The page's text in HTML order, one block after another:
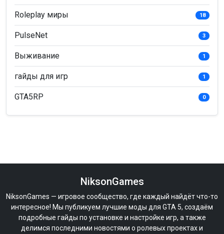
Roleplay миры 18
PulseNet 3
Выживание 1
гайды для игр 1
GTA5RP 0
NiksonGames
NiksonGames — игровое сообщество, где каждый найдёт что-то
интересное! Мы публикуем лучшие моды для GTA 5, создаём
подробные гайды по установке и настройке игр, а также
делимся последними новостями о ролевых проектах и